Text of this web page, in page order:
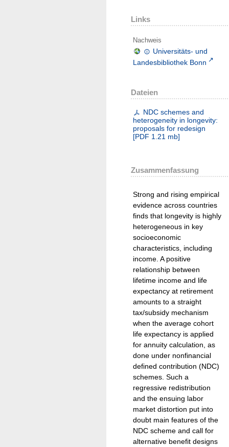
Links
Nachweis
Universitäts- und
Landesbibliothek Bonn
Dateien
NDC schemes and
heterogeneity in longevity:
proposals for redesign
[PDF 1.21 mb]
Zusammenfassung
Strong and rising empirical
evidence across countries
finds that longevity is highly
heterogeneous in key
socioeconomic
characteristics, including
income. A positive
relationship between
lifetime income and life
expectancy at retirement
amounts to a straight
tax/subsidy mechanism
when the average cohort
life expectancy is applied
for annuity calculation, as
done under nonfinancial
defined contribution (NDC)
schemes. Such a
regressive redistribution
and the ensuing labor
market distortion put into
doubt main features of the
NDC scheme and call for
alternative benefit designs